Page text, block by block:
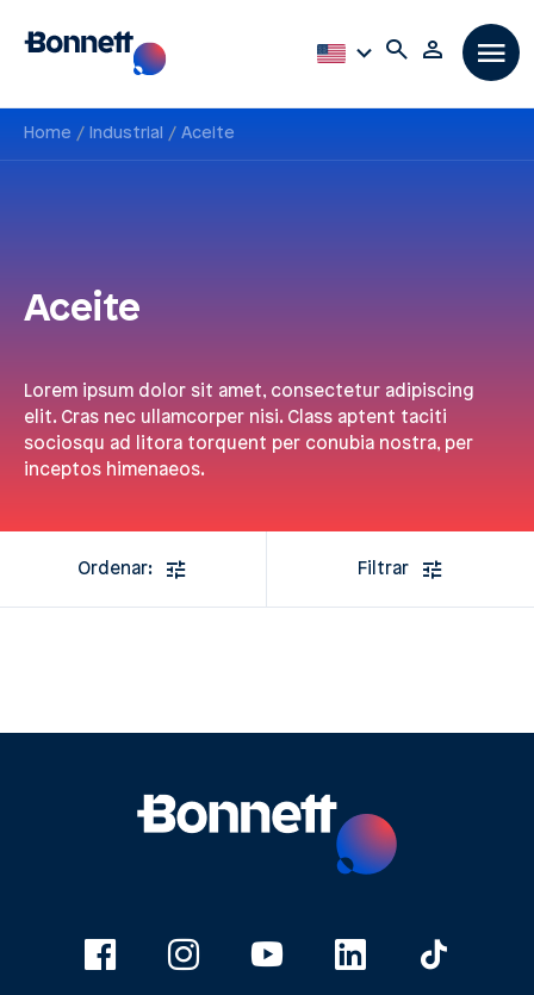
Home Industrial Aceite
Aceite
Lorem ipsum dolor sit amet, consectetur adipiscing
elit. Cras nec ullamcorper nisi. Class aptent taciti
sociosqu ad litora torquent per conubia nostra, per
inceptos himenaeos.
Ordenar: Filtrar